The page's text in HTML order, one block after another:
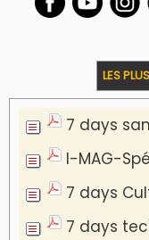
LES
7 days
I-MAG-
7 days
7 days